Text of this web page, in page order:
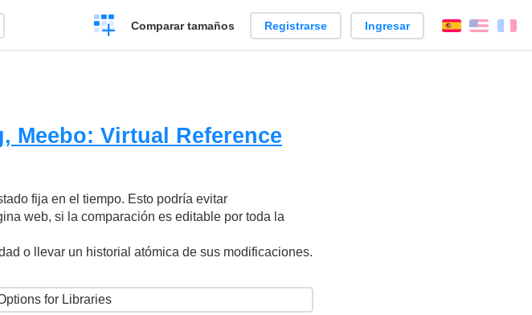
Crear
una
Comparar tamaños Registrarse Ingresar EspañolEnglish
Meebo: Virtual Reference
fija en el tiempo. Esto podría evitar
web, si la comparación es editable por toda la
o llevar un historial atómica de sus modificaciones.